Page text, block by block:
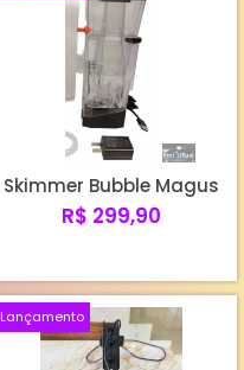
Skimmer Bubble Magus
R$ 299,90
Lançamento